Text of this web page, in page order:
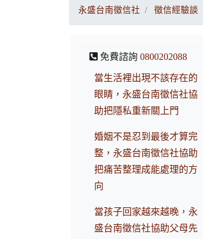
永盛台南徵信社 徵信經驗談
免費諮詢 0800202088
當生活裡出現不該存在的
眼睛，永盛台南徵信社協
助把隱私重新關上門
婚姻不是忍到最後才算完
整，永盛台南徵信社協助
把痛苦整理成能處理的方
向
當孩子回家越來越晚，永
盛台南徵信社協助父母先